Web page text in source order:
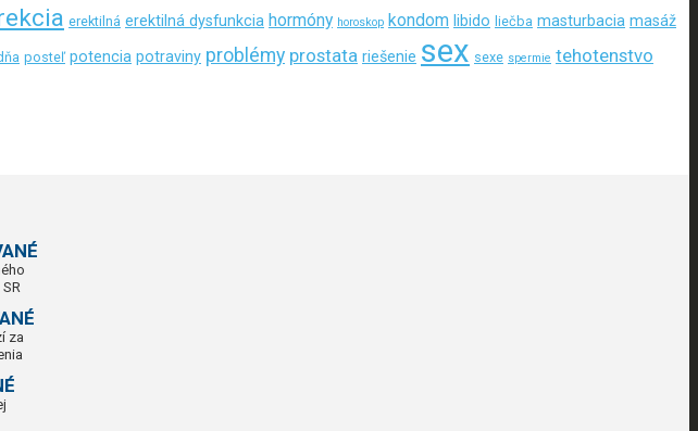
erektilná erektilná dysfunkcia hormóny horoskop kondom libido liečba masturbacia masáž
posteľ potencia potraviny problémy prostata riešenie sex sexe spermie tehotenstvo
za